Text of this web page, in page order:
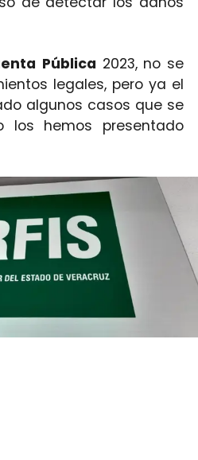
Pública 2023, no se
legales, pero ya el
algunos casos que se
los hemos presentado